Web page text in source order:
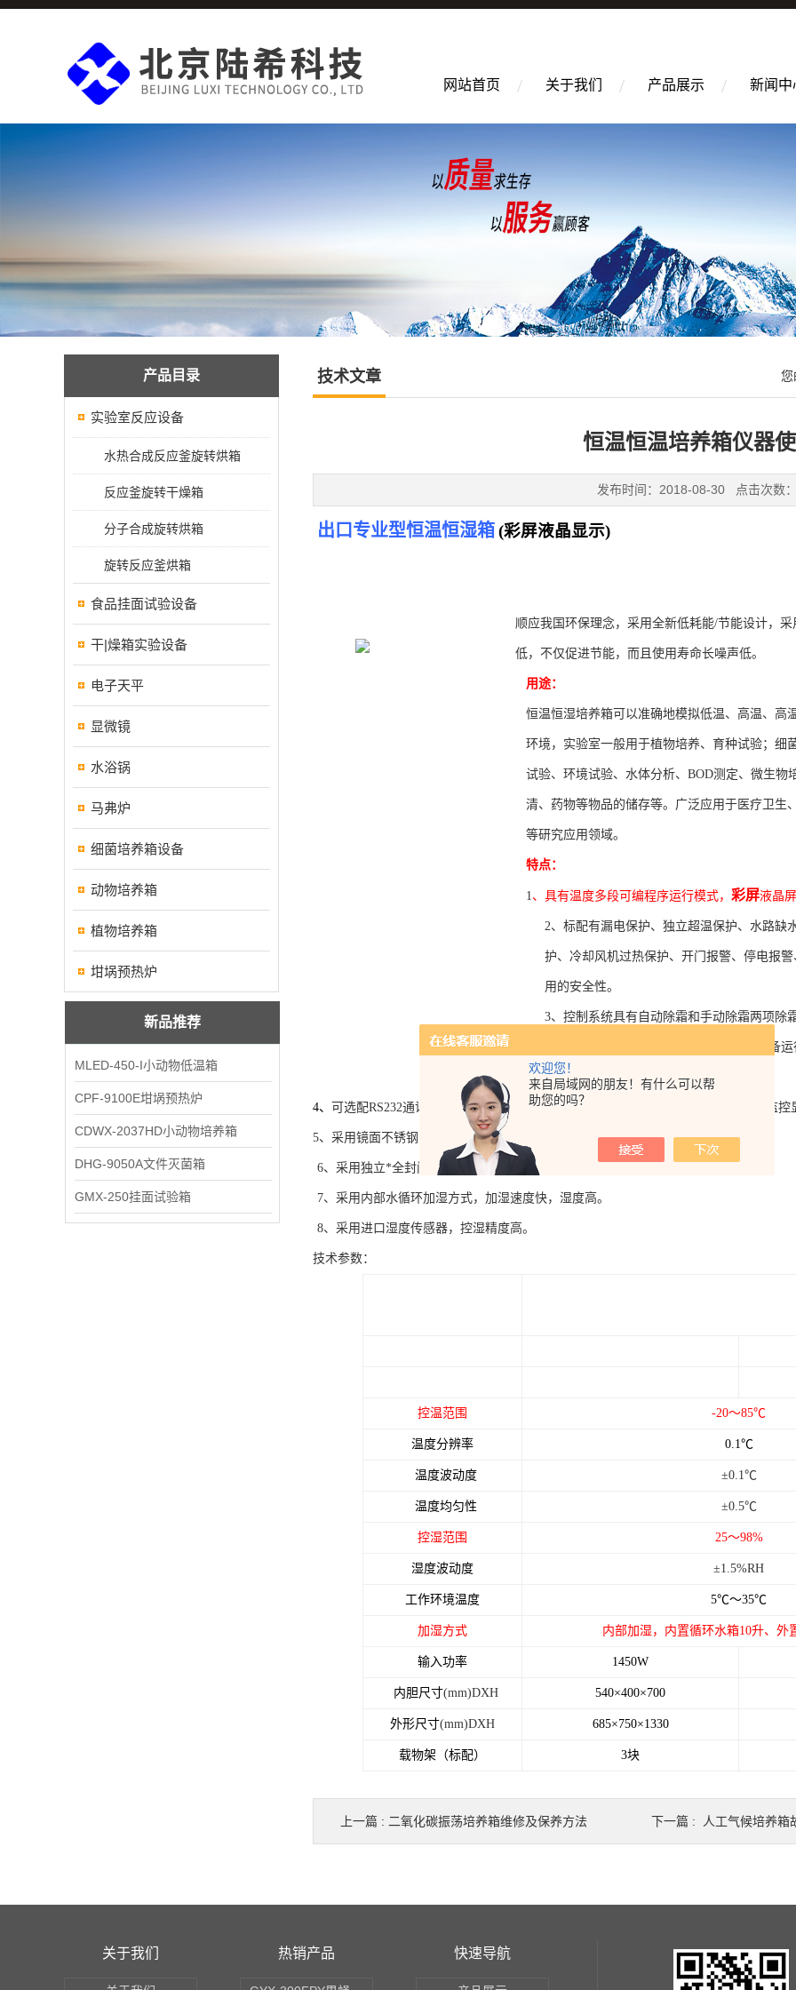
欢迎您！
来自局域网的朋友！有什么可以帮
助您的吗？
网站首页 关于我们 产品展示 新闻中
产品目录
实验室反应设备
水热合成反应釜旋转烘箱
反应釜旋转干燥箱
分子合成旋转烘箱
旋转反应釜烘箱
食品挂面试验设备
干|燥箱实验设备
电子天平
显微镜
水浴锅
马弗炉
细菌培养箱设备
动物培养箱
植物培养箱
坩埚预热炉
新品推荐
MLED-450-I小动物低温箱
CPF-9100E坩埚预热炉
CDWX-2037HD小动物培养箱
DHG-9050A文件灭菌箱
GMX-250挂面试验箱
技术文章 您
恒温恒温培养箱仪器
发布时间：2018-08-30 点击次数
出口专业型恒温恒湿箱 (彩屏液晶显示)
顺应我国环保理念，采用全新低耗能/节能设计，采
低，不仅促进节能，而且使用寿命长噪声低。
用途：
恒温恒湿培养箱可以准确地模拟低温、高温、高
环境，实验室一般用于植物培养、育种试验；细
试验、环境试验、水体分析、BOD测定、微生物
清、药物等物品的储存等。广泛应用于医疗卫生
等研究应用领域。
特点：
1、具有温度多段可编程序运行模式，彩屏液晶
2、标配有漏电保护、独立超温保护、水路缺
护、冷却风机过热保护、开门报警、停电报
用的安全性。
3、控制系统具有自动除霜和手动除霜两项除
建议选择自动除霜功能），可有效避免设备
备箱体内温湿度产生漂移等现象。
4、 可选配RS232通讯接口及警报输出端口，方便用户连接外部PC机对试验数据进行监控
5、采用镜面不锈钢内胆，四角弧形，搁架上下可调，双门（内有玻璃门）结构设计。
6、采用独立*全封闭压缩机组 ，环保型制冷剂（R134a）。
7、采用内部水循环加湿方式，加湿速度快，湿度高。
8、采用进口湿度传感器，控湿精度高。
技术参数：
控温范围 -20～85℃
温度分辨率 0.1℃
温度波动度 ±0.1℃
温度均匀性 ±0.5℃
控湿范围 25～98%
湿度波动度 ±1.5%RH
工作环境温度 5℃～35℃
加湿方式 内部加湿，内置循环水箱10升、外
输入功率 1450W
内胆尺寸(mm)DXH 540×400×700
外形尺寸(mm)DXH 685×750×1330
载物架（标配） 3块
上一篇 : 二氧化碳振荡培养箱维修及保养方法 下一篇 : 人工气候培养箱
关于我们 热销产品 快速导航